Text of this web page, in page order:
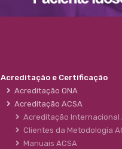
Acreditação e Certificação
Acreditação ONA
Acreditação ACSA
Acreditação Internacional
Clientes da Metodologia
Manuais ACSA